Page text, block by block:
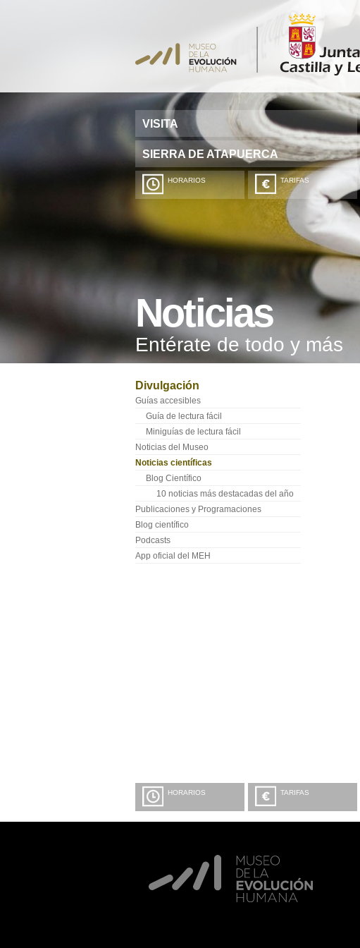
VISITA
SIERRA DE ATAPUERCA
HORARIOS TARIFAS
Noticias
Entérate de todo y más
Divulgación
Guías accesibles
Guía de lectura fácil
Miniguías de lectura fácil
Noticias del Museo
Noticias científicas
Blog Científico
10 noticias más destacadas del año
Publicaciones y Programaciones
Blog científico
Podcasts
App oficial del MEH
HORARIOS TARIFAS